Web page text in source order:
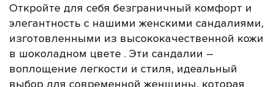
Откройте для себя безграничный комфорт и
элегантность с нашими женскими сандалиями,
изготовленными из высококачественной кожи
в шоколадном цвете . Эти сандалии –
воплощение легкости и стиля, идеальный
выбор для современной женщины, которая